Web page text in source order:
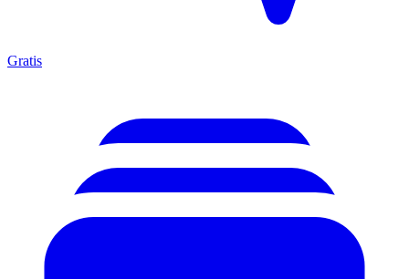
Gratis